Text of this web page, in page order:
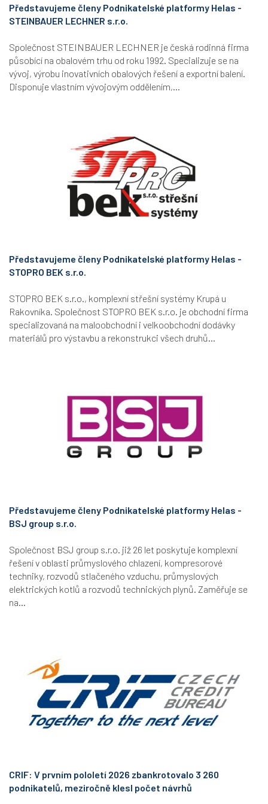
Představujeme členy Podnikatelské platformy Helas -
STEINBAUER LECHNER s.r.o.
Společnost STEINBAUER LECHNER je česká rodinná firma
působící na obalovém trhu od roku 1992. Specializuje se na
vývoj, výrobu inovativních obalových řešení a exportní balení.
Disponuje vlastním vývojovým oddělením,...
Představujeme členy Podnikatelské platformy Helas -
STOPRO BEK s.r.o.
STOPRO BEK s.r.o., komplexní střešní systémy Krupá u
Rakovníka. Společnost STOPRO BEK s.r.o. je obchodní firma
specializovaná na maloobchodní i velkoobchodní dodávky
materiálů pro výstavbu a rekonstrukci všech druhů...
Představujeme členy Podnikatelské platformy Helas -
BSJ group s.r.o.
Společnost BSJ group s.r.o. již 26 let poskytuje komplexní
řešení v oblasti průmyslového chlazení, kompresorové
techniky, rozvodů stlačeného vzduchu, průmyslových
elektrických kotlů a rozvodů technických plynů. Zaměřuje se
na...
CRIF: V prvním pololetí 2026 zbankrotovalo 3 260
podnikatelů, meziročně klesl počet návrhů